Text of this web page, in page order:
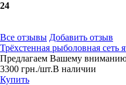
24
Все отзывы Добавить отзыв
Трёхстенная рыболовная
Предлагаем Вашему вниманию
3300 грн./шт.В наличии
Купить